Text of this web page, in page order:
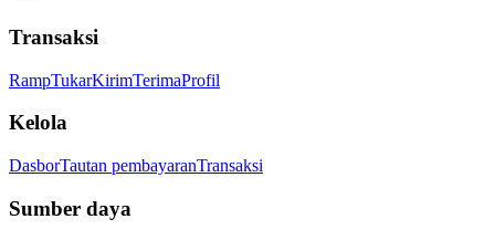
Transaksi
RampTukarKirimTerimaProfil
Kelola
DasborTautan pembayaranTransaksi
Sumber daya